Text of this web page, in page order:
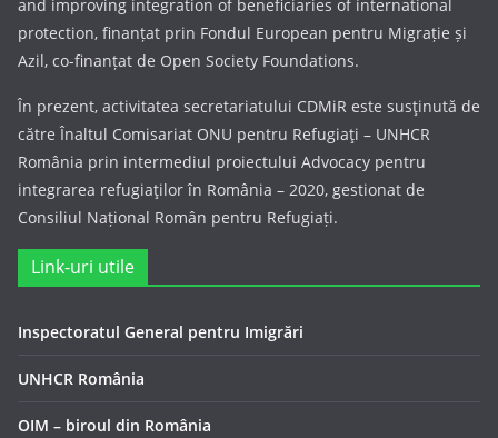
and improving integration of beneficiaries of international
protection, finanțat prin Fondul European pentru Migrație și
Azil, co-finanțat de Open Society Foundations.
În prezent, activitatea secretariatului CDMiR este susţinută de
către Înaltul Comisariat ONU pentru Refugiaţi – UNHCR
România prin intermediul proiectului Advocacy pentru
integrarea refugiaţilor în România – 2020, gestionat de
Consiliul Național Român pentru Refugiați.
Link-uri utile
Inspectoratul General pentru Imigrări
UNHCR România
OIM – biroul din România